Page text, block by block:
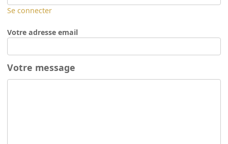
Se connecter
Votre adresse email
Votre message